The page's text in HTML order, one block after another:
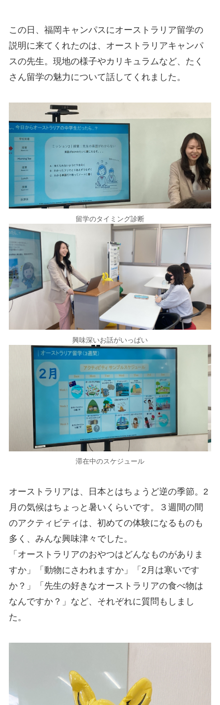
この日、福岡キャンパスにオーストラリア留学の
説明に来てくれたのは、オーストラリアキャンパ
スの先生。現地の様子やカリキュラムなど、たく
さん留学の魅力について話してくれました。
留学のタイミング診断
興味深いお話がいっぱい
滞在中のスケジュール
オーストラリアは、日本とはちょうど逆の季節。2
月の気候はちょっと暑いくらいです。３週間の間
のアクティビティは、初めての体験になるものも
多く、みんな興味津々でした。
「オーストラリアのおやつはどんなものがありま
すか」「動物にさわれますか」「2月は寒いです
か？」「先生の好きなオーストラリアの食べ物は
なんですか？」など、それぞれに質問もしまし
た。